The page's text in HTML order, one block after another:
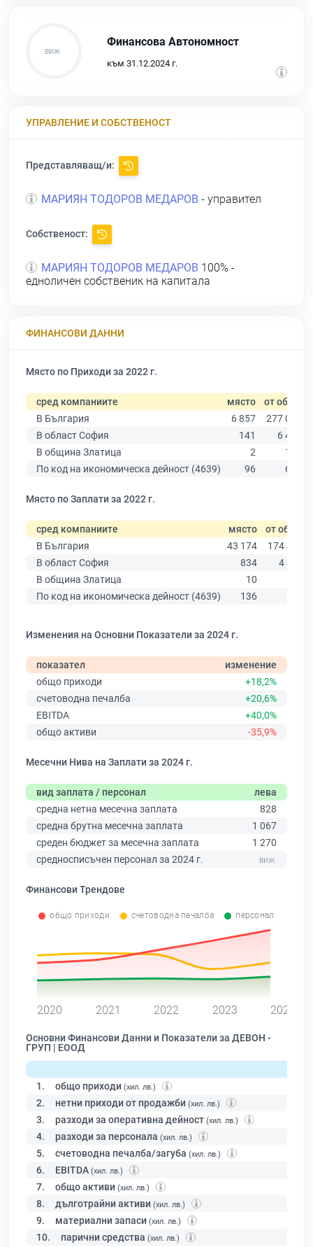
Финансова Автономност
към 31.12.2024 г.
УПРАВЛЕНИЕ И СОБСТВЕНОСТ
Представляващ/и:
МАРИЯН ТОДОРОВ МЕДАРОВ - управител
Собственост:
МАРИЯН ТОДОРОВ МЕДАРОВ 100% -
едноличен собственик на капитала
ФИНАНСОВИ ДАННИ
Място по Приходи за 2022 г.
сред компаниите място от общо
В България
6 857
277 019
В област София
141
6 415
В община Златица
2
126
По код на икономическа дейност (4639)
96 639
Място по Заплати за 2022 г.
сред компаниите място от общо
В България
43 174
174 403
В област София
834
4 439
В община Златица
10
По код на икономическа дейност (4639)
136
Изменения на Основни Показатели за 2024 г.
показател
изменение
общо приходи
+18,2%
счетоводна печалба
+20,6%
EBITDA
+40,0%
общо активи
-35,9%
Месечни Нива на Заплати за 2024 г.
вид заплата / персонал
лева
средна нетна месечна заплата
828
средна брутна месечна заплата
1 067
среден бюджет за месечна заплата
1 270
средносписъчен персонал за 2024 г.
Финансови Трендове
общо приходи счетоводна печалба персонал
2020 2021 2022 2023 2024
Основни Финансови Данни и Показатели за ДЕВОН -
ГРУП | ЕООД
1. общо приходи (хил. лв.)
2. нетни приходи от продажби (хил. лв.)
3. разходи за оперативна дейност (хил. лв.)
4. разходи за персонала (хил. лв.)
5. счетоводна печалба/загуба (хил. лв.)
6. EBITDA (хил. лв.)
7. общо активи (хил. лв.)
8. дълготрайни активи (хил. лв.)
9. материални запаси (хил. лв.)
10. парични средства (хил. лв.)